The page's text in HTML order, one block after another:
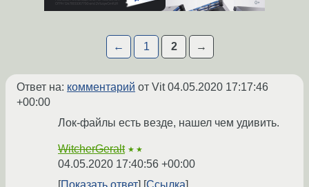
← 1 2 →
Ответ на: комментарий от Vit04.05.2020 17:17:46
+00:00
Лок-файлы есть везде, нашел чем удивить.
WitcherGeralt ★★
04.05.2020 17:40:56 +00:00
Показать ответ
Ссылка